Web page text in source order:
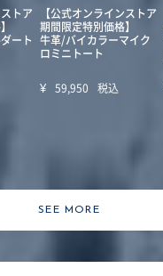
トア
ート
【公式オンラインストア
期間限定特別価格】
牛革/バイカラーマイク
ロミニトート
¥ 59,950 税込
SEE MORE